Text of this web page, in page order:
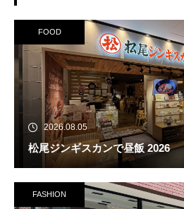
FOOD
2026.08.05
松尾ジンギスカンで昼飯 2026
FASHION